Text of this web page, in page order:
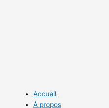
Accueil
À propos